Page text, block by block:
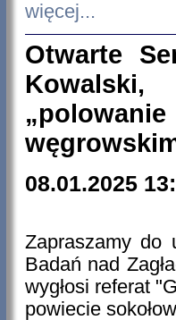
więcej...
Otwarte
08.01.2025
Zapraszamy do
Badań nad
wygłosi referat
powiecie